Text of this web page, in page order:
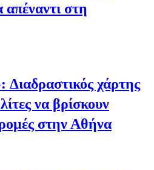
απέναντι στη
Διαδραστικός χάρτης
να βρίσκουν
στην Αθήνα